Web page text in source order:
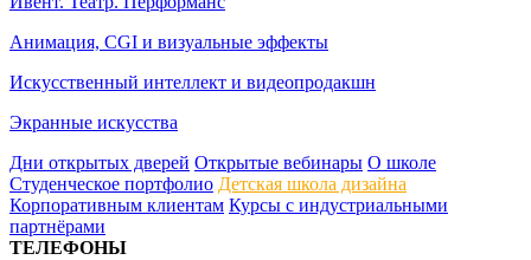
Анимация, CGI и визуальные эффекты
Искусственный интеллект и видеопродакшн
Экранные искусства
Дни открытых дверей Открытые вебинары О школе
Студенческое портфолио Детская школа дизайна
Корпоративным клиентам Курсы с индустриальными
партнёрами
ТЕЛЕФОНЫ